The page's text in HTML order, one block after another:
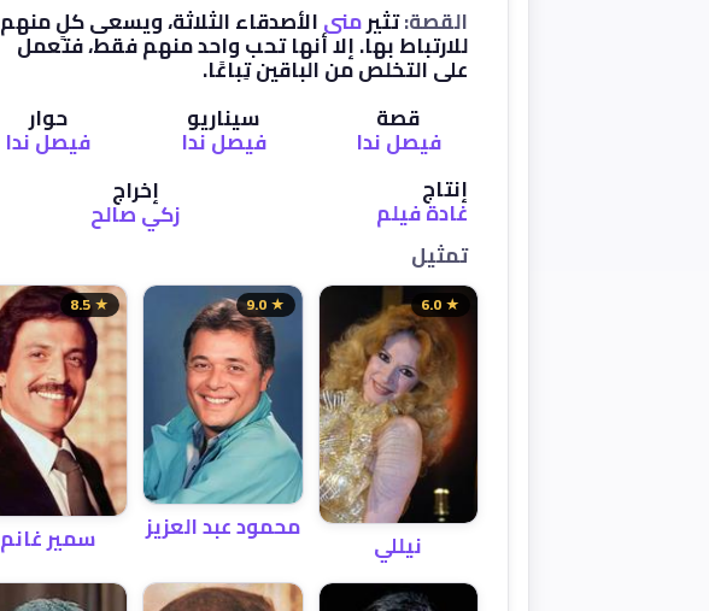
القصة:تثيرمنىالأصدقاء الثلاثة، ويسعى كلٍ منهم
للارتباط بها. إلا أنها تحب واحد منهم فقط، فتعمل
على التخلص من الباقين تِباعًا.
قصة
فيصل ندا
سيناريو
فيصل ندا
حوار
فيصل ندا
إنتاج
غادة فيلم
إخراج
زكي صالح
تمثيل
★ 6.0
نيللي
★ 9.0
محمود عبد العزيز
★ 8.5
سمير غانم